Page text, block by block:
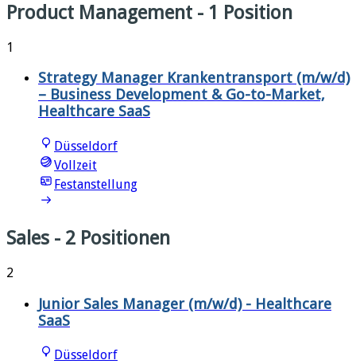
Product Management - 1 Position
1
Strategy Manager Krankentransport (m/w/d)
– Business Development & Go-to-Market,
Healthcare SaaS
Düsseldorf
Vollzeit
Festanstellung
Sales - 2 Positionen
2
Junior Sales Manager (m/w/d) - Healthcare
SaaS
Düsseldorf